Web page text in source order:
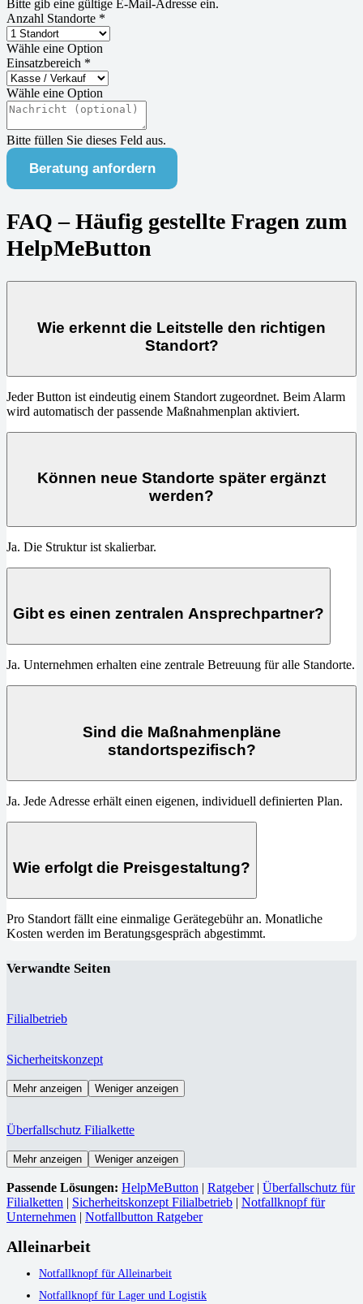
Bitte gib eine gültige E-Mail-Adresse ein.
Anzahl Standorte *
Wähle eine Option
Einsatzbereich *
Wähle eine Option
Bitte füllen Sie dieses Feld aus.
Beratung anfordern
FAQ – Häufig gestellte Fragen zum
HelpMeButton
Wie erkennt die Leitstelle den richtigen
Standort?
Jeder Button ist eindeutig einem Standort zugeordnet. Beim Alarm
wird automatisch der passende Maßnahmenplan aktiviert.
Können neue Standorte später ergänzt
werden?
Ja. Die Struktur ist skalierbar.
Gibt es einen zentralen Ansprechpartner?
Ja. Unternehmen erhalten eine zentrale Betreuung für alle Standorte.
Sind die Maßnahmenpläne
standortspezifisch?
Ja. Jede Adresse erhält einen eigenen, individuell definierten Plan.
Wie erfolgt die Preisgestaltung?
Pro Standort fällt eine einmalige Gerätegebühr an. Monatliche
Kosten werden im Beratungsgespräch abgestimmt.
Verwandte Seiten
Filialbetrieb
Sicherheitskonzept
Mehr anzeigen Weniger anzeigen
Überfallschutz Filialkette
Mehr anzeigen Weniger anzeigen
Passende Lösungen: HelpMeButton | Ratgeber| Überfallschutz für
Filialketten | Sicherheitskonzept Filialbetrieb | Notfallknopf für
Unternehmen | Notfallbutton Ratgeber
Alleinarbeit
Notfallknopf für Alleinarbeit
Notfallknopf für Lager und Logistik